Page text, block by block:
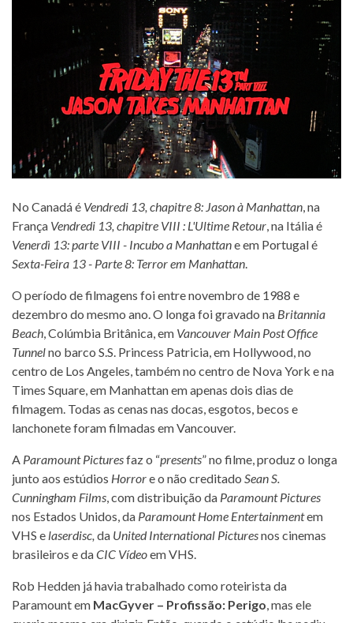
No Canadá é Vendredi 13, chapitre 8: Jason à Manhattan , na
França Vendredi 13, chapitre VIII : L'Ultime Retour , na Itália é
Venerdì 13: parte VIII - Incubo a Manhattane em Portugal é
Sexta-Feira 13 - Parte 8: Terror em Manhattan
O período de filmagens foi entre novembro de 1988 e
dezembro do mesmo ano. O longa foi gravado na Britannia
Beach , Colúmbia Britânica, em Vancouver Main Post Office
Tunnelno barco S.S. Princess Patricia, em Hollywood, no
centro de Los Angeles, também no centro de Nova York e na
Times Square, em Manhattan em apenas dois dias de
filmagem. Todas as cenas nas docas, esgotos, becos e
lanchonete foram filmadas em Vancouver.
A Paramount Picturesfaz o “presents” no filme, produz o longa
junto aos estúdios Horrore o não creditado Sean S.
Cunningham Films , com distribuição da Paramount Pictures
nos Estados Unidos, da Paramount Home Entertainmentem
VHS e laserdisc, da United International Picturesnos cinemas
brasileiros e daCIC Vídeoem VHS.
Rob Hedden já havia trabalhado como roteirista da
Paramount em MacGyver – Profissão: Perigo , mas ele